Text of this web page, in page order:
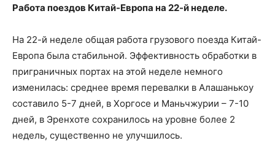
Работа поездов Китай-Европа на 22-й неделе.
На 22-й неделе общая работа грузового поезда Китай-
Европа была стабильной. Эффективность обработки в
приграничных портах на этой неделе немного
изменилась: среднее время перевалки в Алашанькоу
составило 5-7 дней, в Хоргосе и Маньчжурии – 7-10
дней, в Эренхоте сохранилось на уровне более 2
недель, существенно не улучшилось.